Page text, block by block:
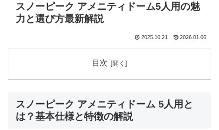
スノーピーク アメニティドーム5人用の魅
力と選び方最新解説
2025.10.21 2026.01.06
目次
スノーピーク アメニティドーム 5人用と
は？基本仕様と特徴の解説